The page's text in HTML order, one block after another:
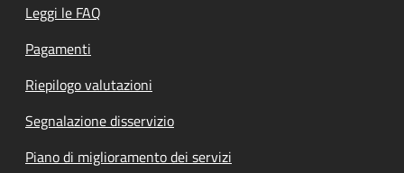
Leggi le FAQ
Pagamenti
Riepilogo valutazioni
Segnalazione disservizio
Piano di miglioramento dei servizi